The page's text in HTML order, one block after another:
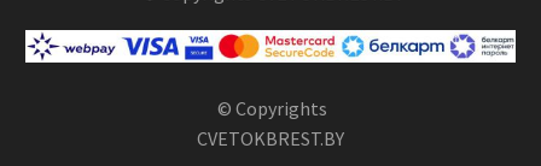
© Copyrights
CVETOKBREST.BY